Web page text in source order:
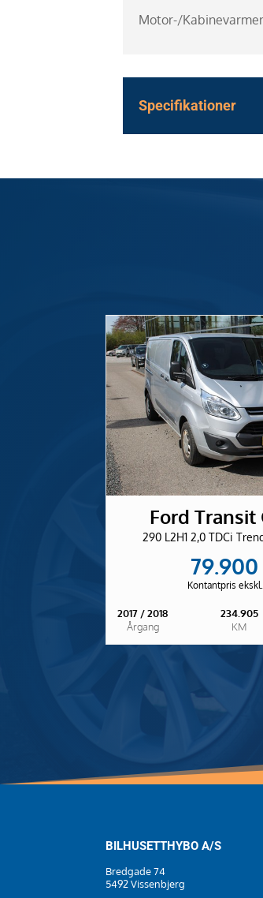
Motor-/Kabinevarmer
Specifikationer
Ford Transit
290 L2H1 2,0 TDCi
Kontantpris
2017 / 2018
Årgang
234.905
KM
BILHUSETTHYBO A/S
Bredgade 74
5492 Vissenbjerg